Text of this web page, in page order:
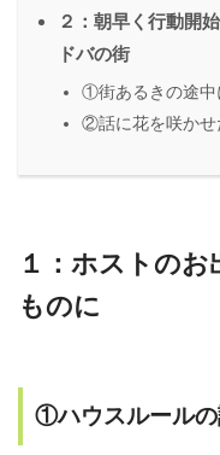
２：朝早く行動開
ドバの街
①街あるきの途中
②話に花を咲かせ
１：ホストのお
ものに
①ハウスルールの